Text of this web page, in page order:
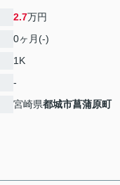
2.7万円
0ヶ月(-)
1K
-
宮崎県都城市菖蒲原町